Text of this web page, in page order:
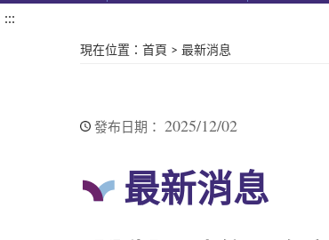
:::
現在位置 ： 首頁 > 最新消息
發布日期： 2025/12/02
最新消息